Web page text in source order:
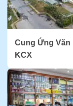
Cung Ứng Văn
KCX